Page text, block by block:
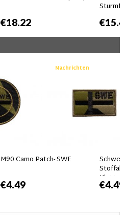
€18.22
Nachrichten
M90 Camo Patch- SWE
€4.49 überall
€4.49